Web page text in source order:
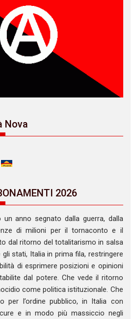
Nova
2026
anno segnato dalla guerra, dalla
di milioni per il tornaconto e il
dal ritorno del totalitarismo in salsa
stati, Italia in prima fila, restringere
di esprimere posizioni e opinioni
dal potere. Che vede il ritorno
come politica istituzionale. Che
per l’ordine pubblico, in Italia con
e in modo più massiccio negli